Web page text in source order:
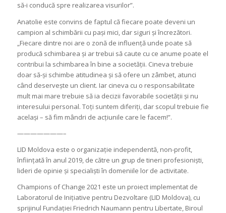
să-i conducă spre realizarea visurilor”.
Anatolie este convins de faptul că fiecare poate deveni un
campion al schimbării cu pași mici, dar siguri și încrezători.
„Fiecare dintre noi are o zonă de influență unde poate să
producă schimbarea și ar trebui să caute cu ce anume poate el
contribui la schimbarea în bine a societății. Cineva trebuie
doar să-și schimbe atitudinea și să ofere un zâmbet, atunci
când deservește un client. Iar cineva cu o responsabilitate
mult mai mare trebuie să ia decizii favorabile societății și nu
interesului personal. Toți suntem diferiți, dar scopul trebuie fie
același – să fim mândri de acțiunile care le facem!”.
———————–
LID Moldova este o organizație independentă, non-profit,
înființată în anul 2019, de către un grup de tineri profesioniști,
lideri de opinie și specialiști în domeniile lor de activitate.
Champions of Change 2021 este un proiect implementat de
Laboratorul de Inițiative pentru Dezvoltare (LID Moldova), cu
sprijinul Fundației Friedrich Naumann pentru Libertate, Biroul